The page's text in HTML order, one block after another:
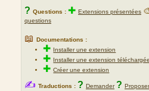
? Questions : ✚ Extensions présentées
questions
📖 Documentations :
✚ Installer une extension
✚ Installer une extension
✚Créer une extension
✍ Traductions : ? Demander ? Proposer